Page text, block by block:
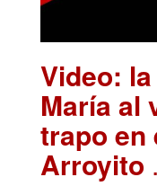
Video:
María al
trapo en
Arroyito